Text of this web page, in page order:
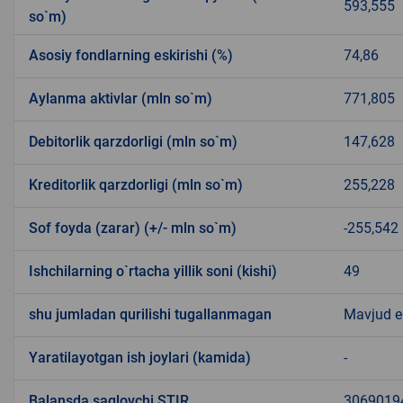
so`m)
593,555
Asosiy fondlarning eskirishi (%) 74,86
Aylanma aktivlar (mln so`m) 771,805
Debitorlik qarzdorligi (mln so`m) 147,628
Kreditorlik qarzdorligi (mln so`m) 255,228
Sof foyda (zarar) (+/- mln so`m) -255,542
Ishchilarning o`rtacha yillik soni (kishi) 49
shu jumladan qurilishi tugallanmagan Mavjud
Yaratilayotgan ish joylari (kamida) -